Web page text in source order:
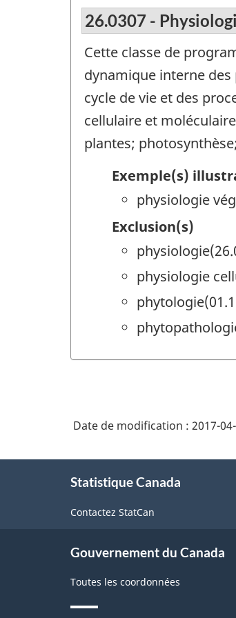
26.0307 -
Cette classe de
dynamique interne
cycle de vie et des
cellulaire et
plantes;
Exemple(s)
physiologie
Exclusion(s)
physiologie
Date de modification : 2017-
Statistique Canada
Contactez StatCan
Gouvernement du Canada
Toutes les coordonnées